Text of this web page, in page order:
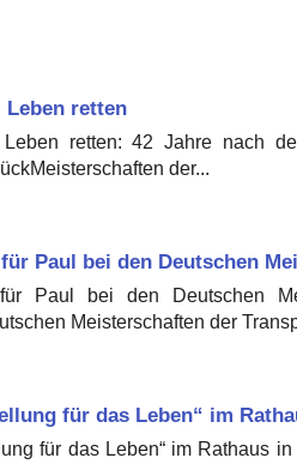
Leben retten
retten: 42 Jahre nach
der...
Paul bei den Deutschen
Paul bei den Deutschen
Meisterschaften der
für das Leben“ im
für das Leben“ im Rathaus